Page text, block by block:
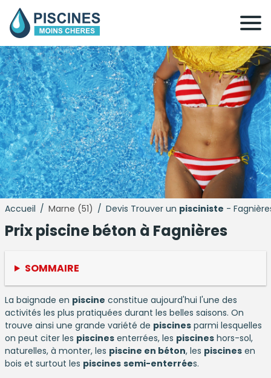
Accueil / Marne (51) / Devis Trouver un pisciniste -
Prixpiscine béton à Fagnières
SOMMAIRE
La baignade en piscine constitue aujourd'hui l'une des
activités les plus pratiquées durant les belles saisons. On
trouve ainsi une grande variété de piscines parmi lesquelles
on peut citer les piscines enterrées, les piscines hors-sol,
naturelles, à monter, les piscine en béton, les piscines en
bois et surtout les piscines semi-enterrées.